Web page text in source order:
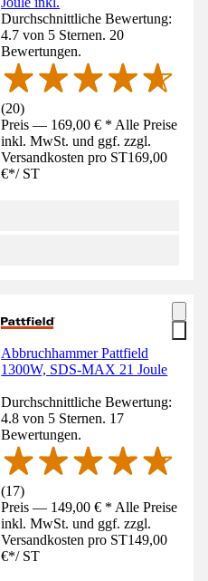
Durchschnittliche Bewertung:
4.7 von 5 Sternen. 20
Bewertungen.
(20)
Preis — 169,00 € * Alle Preise
inkl. MwSt. und ggf. zzgl.
Versandkosten pro ST169,00
€*/ ST
Abbruchhammer Pattfield
1300W, SDS-MAX 21 Joule
Durchschnittliche Bewertung:
4.8 von 5 Sternen. 17
Bewertungen.
(17)
Preis — 149,00 € * Alle Preise
inkl. MwSt. und ggf. zzgl.
Versandkosten pro ST149,00
€*/ ST